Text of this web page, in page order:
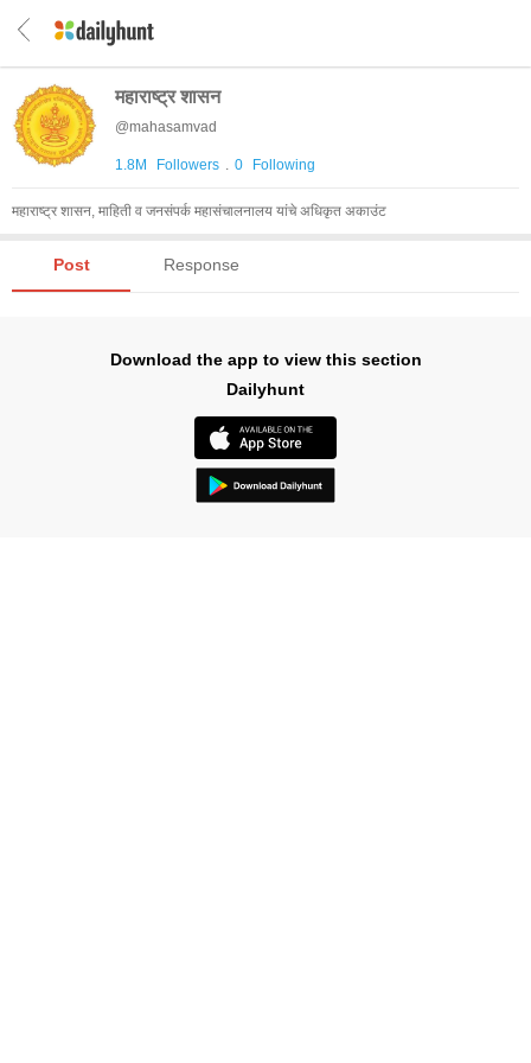
महाराष्ट्र शासन
@mahasamvad
1.8M Followers . 0 Following
महाराष्ट्र शासन, माहिती व जनसंपर्क महासंचालनालय यांचे अधिकृत अकाउंट
Post Response
Download the app to view this section
Dailyhunt